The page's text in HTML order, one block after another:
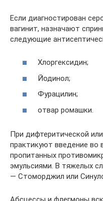
Если диагностирован
вагинит, назначают
следующие
Хлоргексидин;
Йодинол;
Фурацилин;
отвар ромашки.
При дифтеритической
практикуют введение во
пропитанных
эмульсиями. В тяжелых
— Стоморджил или